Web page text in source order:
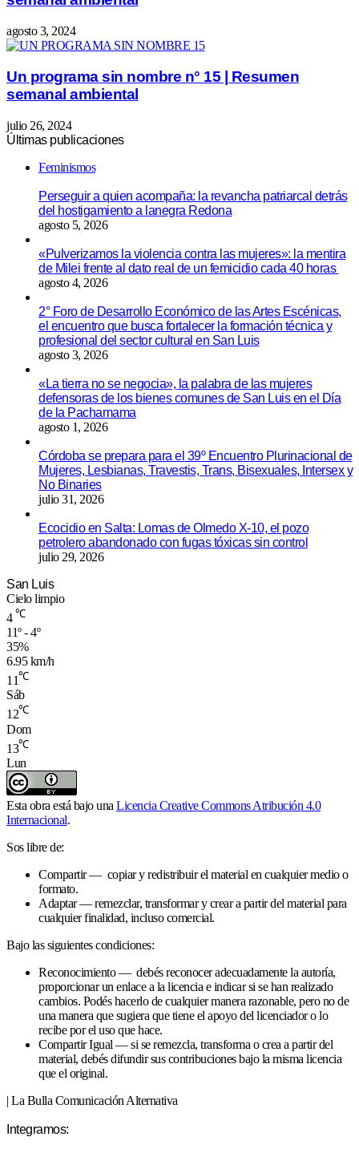
agosto 3, 2024
Un programa sin nombre n° 15 | Resumen
semanal ambiental
julio 26, 2024
Últimas publicaciones
Feminismos
Perseguir a quien acompaña: la revancha patriarcal detrás
del hostigamiento a lanegra Redona
agosto 5, 2026
«Pulverizamos la violencia contra las mujeres»: la mentira
de Milei frente al dato real de un femicidio cada 40 horas
agosto 4, 2026
2° Foro de Desarrollo Económico de las Artes Escénicas,
el encuentro que busca fortalecer la formación técnica y
profesional del sector cultural en San Luis
agosto 3, 2026
«La tierra no se negocia», la palabra de las mujeres
defensoras de los bienes comunes de San Luis en el Día
de la Pachamama
agosto 1, 2026
Córdoba se prepara para el 39º Encuentro Plurinacional de
Mujeres, Lesbianas, Travestis, Trans, Bisexuales, Intersex y
No Binaries
julio 31, 2026
Ecocidio en Salta: Lomas de Olmedo X-10, el pozo
petrolero abandonado con fugas tóxicas sin control
julio 29, 2026
San Luis
Cielo limpio
4 ℃
11º - 4º
35%
6.95 km/h
11℃
Sáb
12℃
Dom
13℃
Lun
Esta obra está bajo una Licencia Creative Commons Atribución 4.0
Internacional.
Sos libre de:
Compartir — copiar y redistribuir el material en cualquier medio o
formato.
Adaptar — remezclar, transformar y crear a partir del material para
cualquier finalidad, incluso comercial.
Bajo las siguientes condiciones:
Reconocimiento — debés reconocer adecuadamente la autoría,
proporcionar un enlace a la licencia e indicar si se han realizado
cambios. Podés hacerlo de cualquier manera razonable, pero no de
una manera que sugiera que tiene el apoyo del licenciador o lo
recibe por el uso que hace.
Compartir Igual — si se remezcla, transforma o crea a partir del
material, debés difundir sus contribuciones bajo la misma licencia
que el original.
| La Bulla Comunicación Alternativa
Integramos: